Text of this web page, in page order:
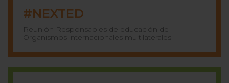
#NEXTED
Reunión Responsables de educación de
Organismos internacionales multilaterales